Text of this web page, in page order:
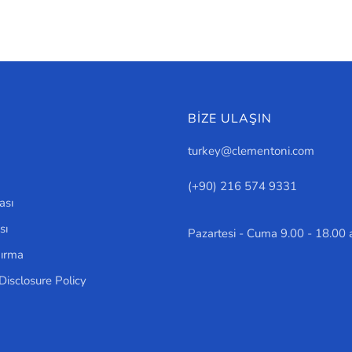
Policy
BİZE ULAŞIN
turkey@clementoni.com
(+90) 216 574 9331
Pazartesi - Cuma 9.00 - 18.00